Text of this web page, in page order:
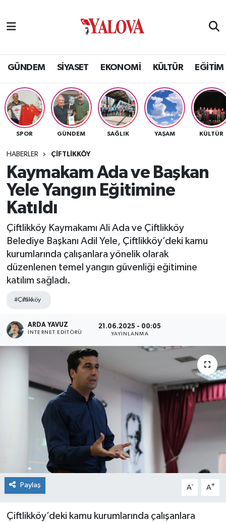
GÜNDEM SİYASET EKONOMİ KÜLTÜR EĞİTİM
SPOR GÜNDEM SAĞLIK YAŞAM KÜLTÜR
HABERLER ÇİFTLİKKÖY
Kaymakam Ada ve Başkan
Yele Yangın Eğitimine
Katıldı
Çiftlikköy Kaymakamı Ali Ada ve Çiftlikköy
Belediye Başkanı Adil Yele, Çiftlikköy’deki kamu
kurumlarında çalışanlara yönelik olarak
düzenlenen temel yangın güvenliği eğitimine
katılım sağladı.
#Çiftlikköy
ARDA YAVUZ
İNTERNET EDITÖRÜ
21.06.2025 - 00:05
YAYINLANMA
Paylaş A- A+
Çiftlikköy’deki kamu kurumlarında çalışanlara
SİYASET
EKONOMİ
KÜLTÜR
BİLİM VE TEKNOLOJİ
ASAYİŞ
SPOR
ULUSAL
İLÇELERİMİZ
RESMİ İLAN
Yalova Nöbetçi Eczaneler
Yalova Hava Durumu
Yalova Namaz Vakitleri
Yalova Trafik Yoğunluk Haritası
Tüm Manşetler
Son Dakika Haberleri